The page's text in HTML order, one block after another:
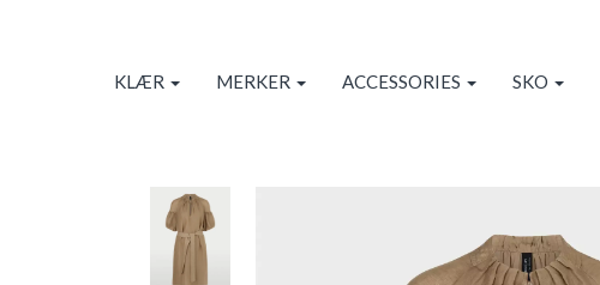
KLÆR MERKER ACCESSORIES SKO